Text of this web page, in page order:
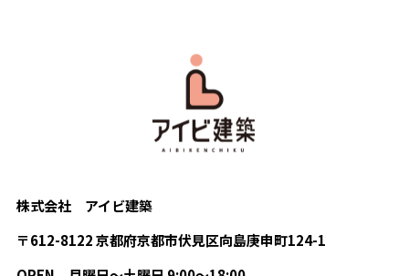
株式会社 アイビ建築
〒612-8122 京都府京都市伏見区向島庚申町124-1